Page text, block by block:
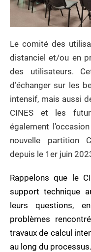
Le comité des
distanciel et/ou en
des utilisateurs.
d’échanger sur les
intensif, mais aussi
CINES et les
également
nouvelle partition
depuis le 1er juin
Rappelons que le
support technique
leurs questions,
problèmes
travaux de calcul
au long du processus.